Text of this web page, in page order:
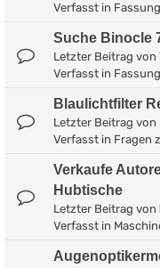
Verfasst in
Suche Binocle
Letzter Beitrag von
Verfasst in
Blaulichtfilter
Letzter Beitrag von
Verfasst in Fragen
Verkaufe
Hubtische
Letzter Beitrag von
Verfasst in